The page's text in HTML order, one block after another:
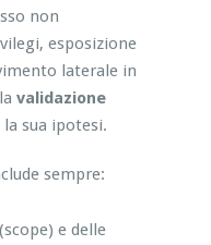
non
esposizione
laterale in
validazione
sua ipotesi.
sempre:
e delle